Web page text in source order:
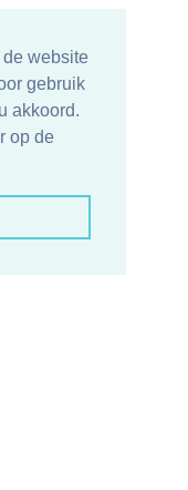
website
gebruik
akkoord.
op de